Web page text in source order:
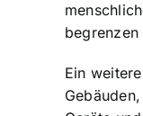
Ein
Gebäuden,